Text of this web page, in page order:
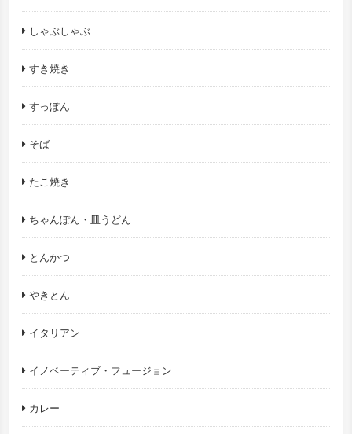
しゃぶしゃぶ
すき焼き
すっぽん
そば
たこ焼き
ちゃんぽん・皿うどん
とんかつ
やきとん
イタリアン
イノベーティブ・フュージョン
カレー